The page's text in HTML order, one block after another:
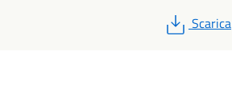
PDF
Scarica